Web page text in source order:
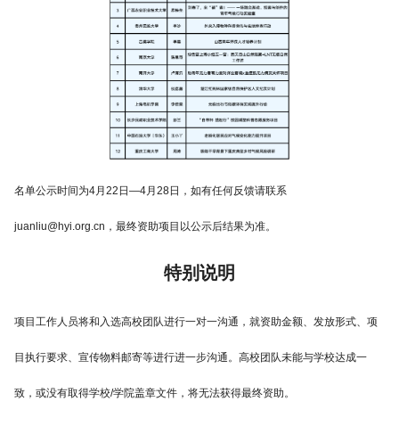
名单公示时间为4月22日—4月28日，如有任何反馈请联系
juanliu@hyi.org.cn，最终资助项目以公示后结果为准。
特别说明
项目工作人员将和入选高校团队进行一对一沟通，就资助金额、发放形式、项
目执行要求、宣传物料邮寄等进行进一步沟通。高校团队未能与学校达成一
致，或没有取得学校/学院盖章文件，将无法获得最终资助。